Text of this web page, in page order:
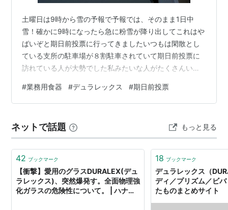
土曜日は9時から雪の予報で予報では、そのまま1日中
雪！確かに9時になったら急に粉雪が降り出してこれはや
ばいぞと期日前投票に行ってきましたいつもは閑散とし
ている支所の駐車場が８割駐車されていて期日前投票に
訪れている人が大勢でした私みたいな人がたくさんいた
季節の選挙は、何が起きるかわからないしもっと余裕を
持って期日前投票するのが良いのかもしれないなと今回
雪は2センチくらい？そして、日付が変わる頃雪がざんざ
ん降り出しまして結構積もってきたぞ明日は美容院へ行
く予定なんだけど、歩いて行こうかなあっという間…
#業務用食器 #デュラレックス #期日前投票
ネットで話題 もっと見る
42 ブックマーク
【衝撃】愛用のグラスDURALEX(デュ
ラレックス)、突然爆発す。全面物理強
化ガラスの危険性について。 | ハナユ
18 ブックマーク
デュラレックス（
ディ／プリズム／ビ
たものまとめサイト